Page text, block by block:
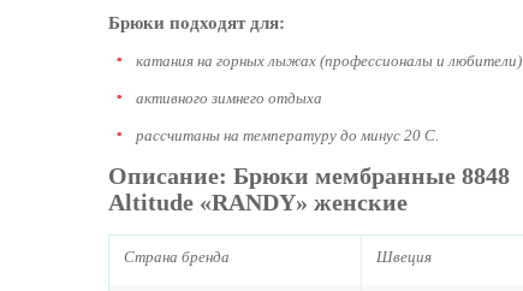
Брюки подходят для:
катания на горных лыжах (профессионалы и любители)
активного зимнего отдыха
рассчитаны на температуру до минус 20 С.
Описание: Брюки мембранные 8848
Altitude «RANDY» женские
Страна бренда Швеция